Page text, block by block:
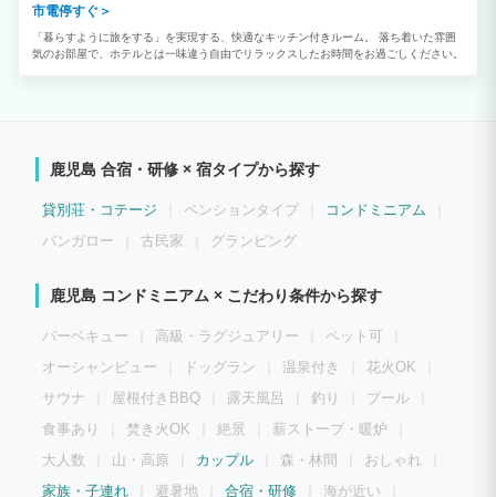
市電停すぐ＞
「暮らすように旅をする」を実現する、快適なキッチン付きルーム。 落ち着いた雰囲
気のお部屋で、ホテルとは一味違う自由でリラックスしたお時間をお過ごしください。
鹿児島 合宿・研修 × 宿タイプから探す
貸別荘・コテージ ペンションタイプ
コンドミニアム
バンガロー
古民家 グランピング
鹿児島 コンドミニアム × こだわり条件から探す
バーベキュー 高級・ラグジュアリー
ペット可
オーシャンビュー
ドッグラン 温泉付き
花火OK
サウナ
屋根付きBBQ 露天風呂 釣り
プール
食事あり
焚き火OK 絶景
薪ストーブ・暖炉
大人数
山・高原 カップル 森・林間
おしゃれ
家族・子連れ
避暑地 合宿・研修
海が近い